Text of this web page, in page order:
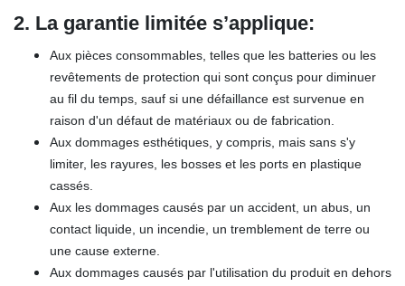
2. La garantie limitée s’applique:
Aux pièces consommables, telles que les batteries ou les
revêtements de protection qui sont conçus pour diminuer
au fil du temps, sauf si une défaillance est survenue en
raison d'un défaut de matériaux ou de fabrication.
Aux dommages esthétiques, y compris, mais sans s'y
limiter, les rayures, les bosses et les ports en plastique
cassés.
Aux les dommages causés par un accident, un abus, un
contact liquide, un incendie, un tremblement de terre ou
une cause externe.
Aux dommages causés par l'utilisation du produit en dehors